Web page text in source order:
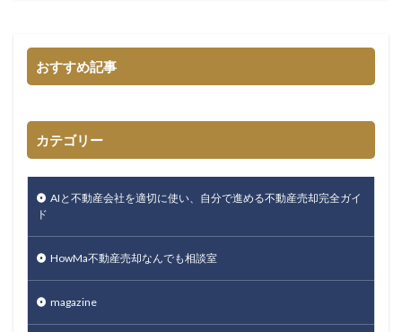
おすすめ記事
カテゴリー
AIと不動産会社を適切に使い、自分で進める不動産売却完全ガイ
ド
HowMa不動産売却なんでも相談室
magazine